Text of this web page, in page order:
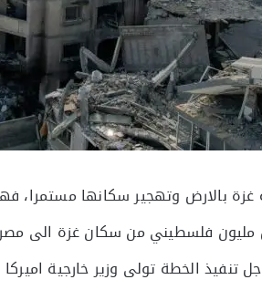
بالارض وتهجير سكانها مستمرا،
فلسطيني من سكان غزة الى مصر
تنفيذ الخطة تولى وزير خارجية